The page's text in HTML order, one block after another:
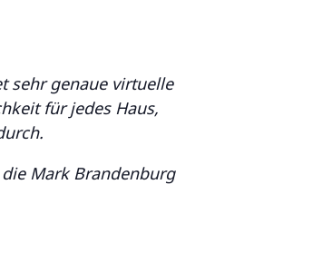
sehr genaue virtuelle
für jedes Haus,
Mark Brandenburg